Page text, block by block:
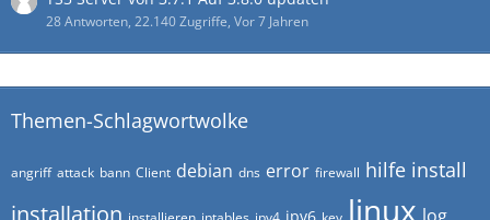
28 Antworten, 22.140 Zugriffe, Vor 7 Jahren
Themen-Schlagwortwolke
angriff attack bann Client debian dns error firewall hilfe install
installation linux